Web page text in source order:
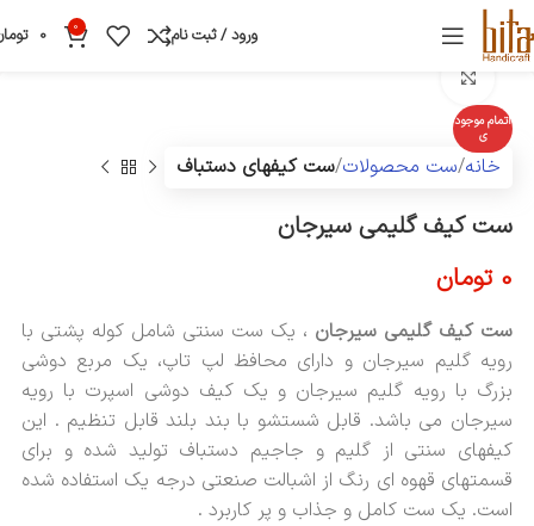
ورود / ثبت نام 0
0
اتمام موجود
ی
خانه ست محصولات ست کیفهای دستباف
ست کیف گلیمی سیرجان
0 تومان
ست کیف گلیمی سیرجان ، یک ست سنتی شامل کوله پشتی با
رویه گلیم سیرجان و دارای محافظ لپ تاپ، یک مربع دوشی
بزرگ با رویه گلیم سیرجان و یک کیف دوشی اسپرت با رویه
سیرجان می باشد. قابل شستشو با بند بلند قابل تنظیم . این
کیفهای سنتی از گلیم و جاجیم دستباف تولید شده و برای
قسمتهای قهوه ای رنگ از اشبالت صنعتی درجه یک استفاده شده
است. یک ست کامل و جذاب و پر کاربرد .